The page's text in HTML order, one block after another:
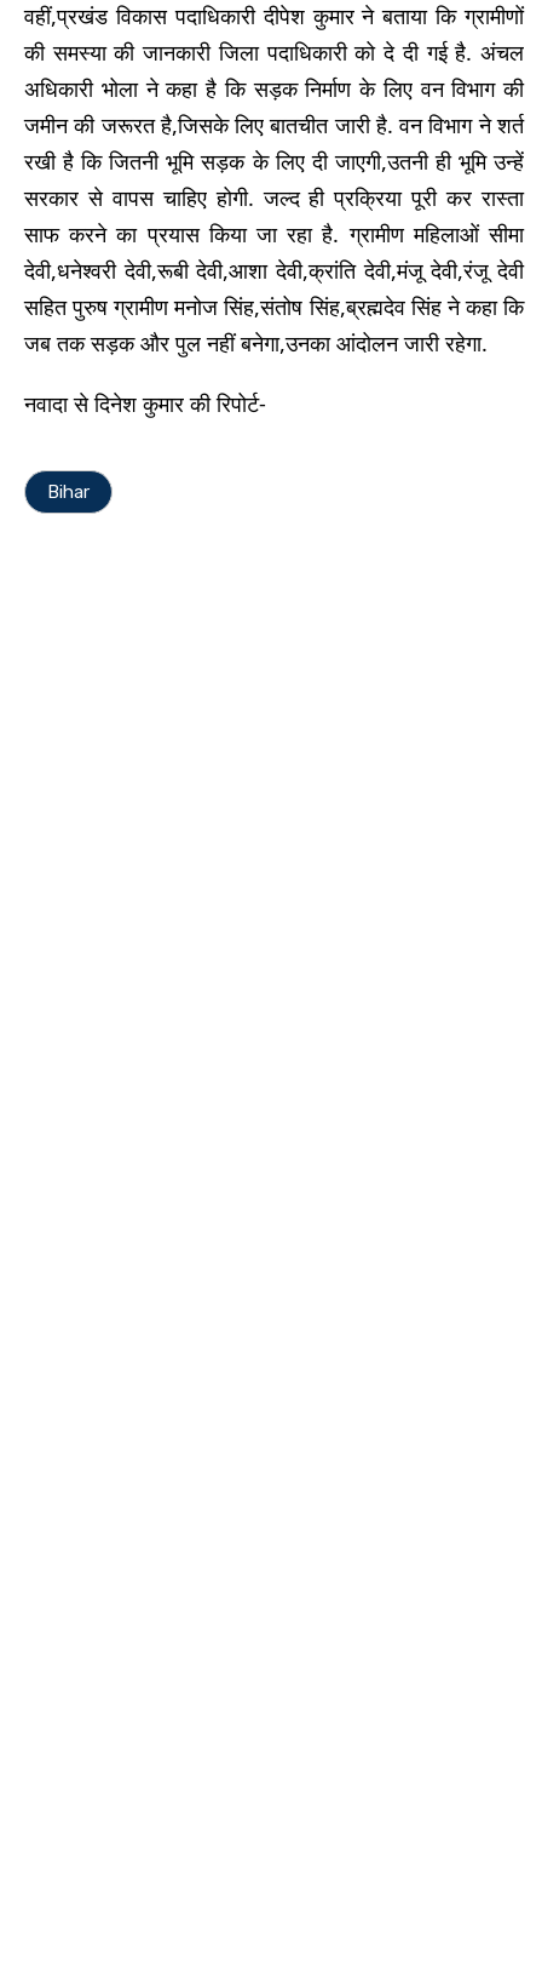
वहीं,प्रखंड विकास पदाधिकारी दीपेश कुमार ने बताया कि ग्रामीणों
की समस्या की जानकारी जिला पदाधिकारी को दे दी गई है. अंचल
अधिकारी भोला ने कहा है कि सड़क निर्माण के लिए वन विभाग की
जमीन की जरूरत है,जिसके लिए बातचीत जारी है. वन विभाग ने शर्त
रखी है कि जितनी भूमि सड़क के लिए दी जाएगी,उतनी ही भूमि उन्हें
सरकार से वापस चाहिए होगी. जल्द ही प्रक्रिया पूरी कर रास्ता
साफ करने का प्रयास किया जा रहा है. ग्रामीण महिलाओं सीमा
देवी,धनेश्वरी देवी,रूबी देवी,आशा देवी,क्रांति देवी,मंजू देवी,रंजू देवी
सहित पुरुष ग्रामीण मनोज सिंह,संतोष सिंह,ब्रह्मदेव सिंह ने कहा कि
जब तक सड़क और पुल नहीं बनेगा,उनका आंदोलन जारी रहेगा.
नवादा से दिनेश कुमार की रिपोर्ट-
Bihar